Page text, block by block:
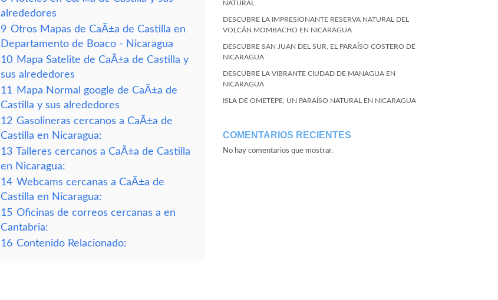
alrededores
9 Otros Mapas de CaÃ±a de Castilla en
Departamento de Boaco - Nicaragua
10 Mapa Satelite de CaÃ±a de Castilla y
sus alrededores
11
Mapa Normal google de CaÃ±a de
Castilla y sus alrededores
12 Gasolineras cercanos a CaÃ±a de
Castilla en Nicaragua:
13 Talleres cercanos a CaÃ±a de Castilla
en Nicaragua:
14 Webcams cercanas a CaÃ±a de
Castilla en Nicaragua:
15 Oficinas de correos cercanas a en
Cantabria:
16 Contenido Relacionado:
NATURAL
DESCUBRE LA IMPRESIONANTE RESERVA NATURAL DEL
VOLCÁN MOMBACHO EN NICARAGUA
DESCUBRE SAN JUAN DEL SUR, EL PARAÍSO COSTERO DE
NICARAGUA
DESCUBRE LA VIBRANTE CIUDAD DE MANAGUA EN
NICARAGUA
ISLA DE OMETEPE, UN PARAÍSO NATURAL EN NICARAGUA
COMENTARIOS RECIENTES
No hay comentarios que mostrar.